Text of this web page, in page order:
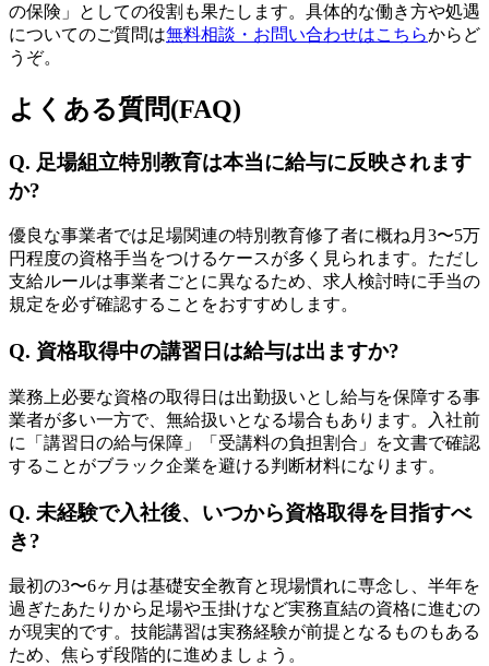
の保険」としての役割も果たします。具体的な働き方や処遇
についてのご質問は無料相談・お問い合わせはこちらからど
うぞ。
よくある質問(FAQ)
Q. 足場組立特別教育は本当に給与に反映されます
か?
優良な事業者では足場関連の特別教育修了者に概ね月3〜5万
円程度の資格手当をつけるケースが多く見られます。ただし
支給ルールは事業者ごとに異なるため、求人検討時に手当の
規定を必ず確認することをおすすめします。
Q. 資格取得中の講習日は給与は出ますか?
業務上必要な資格の取得日は出勤扱いとし給与を保障する事
業者が多い一方で、無給扱いとなる場合もあります。入社前
に「講習日の給与保障」「受講料の負担割合」を文書で確認
することがブラック企業を避ける判断材料になります。
Q. 未経験で入社後、いつから資格取得を目指すべ
き?
最初の3〜6ヶ月は基礎安全教育と現場慣れに専念し、半年を
過ぎたあたりから足場や玉掛けなど実務直結の資格に進むの
が現実的です。技能講習は実務経験が前提となるものもある
ため、焦らず段階的に進めましょう。